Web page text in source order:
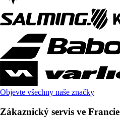
Objevte všechny naše značky
Zákaznický servis ve Francie